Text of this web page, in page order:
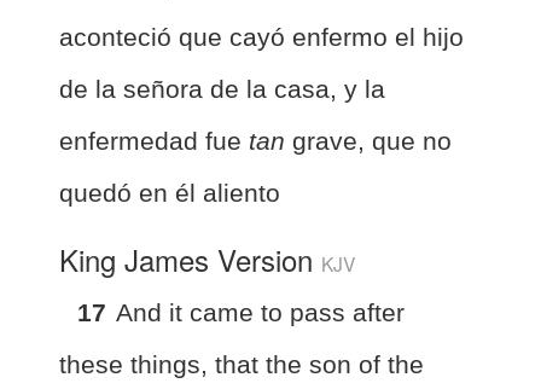
aconteció que cayó enfermo el hijo
de la señora de la casa, y la
enfermedad fue tan grave, que no
quedó en él aliento
King James Version KJV
17 And it came to pass after
these things, that the son of the